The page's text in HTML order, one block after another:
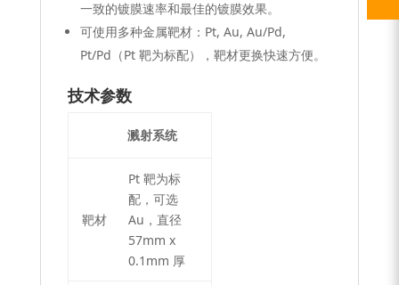
一致的镀膜速率和最佳的镀膜效果。
可使用多种金属靶材：Pt, Au, Au/Pd,
Pt/Pd（Pt 靶为标配），靶材更换快速方便。
技术参数
溅射系统
靶材
Pt 靶为标
配，可选
Au，直径
57mm x
0.1mm 厚